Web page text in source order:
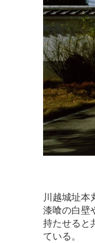
川越城址本
漆喰の白壁
持たせると
ている。